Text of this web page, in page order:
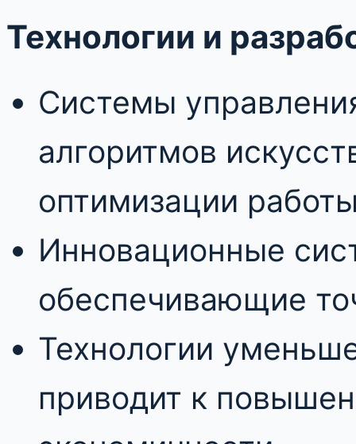
Технологии и
Системы
алгоритмов
оптимизации
Инновационные
обеспечивающие
Технологии
приводит к